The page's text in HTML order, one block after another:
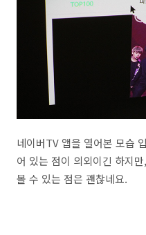
네이버TV 앱을 열어본 모습
어 있는 점이 의외이긴 하지
볼 수 있는 점은 괜찮네요.